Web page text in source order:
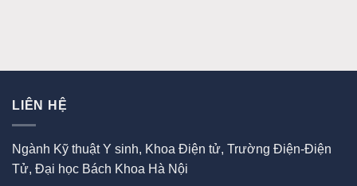
LIÊN HỆ
Ngành Kỹ thuật Y sinh, Khoa Điện tử, Trường Điện-Điện
Tử, Đại học Bách Khoa Hà Nội